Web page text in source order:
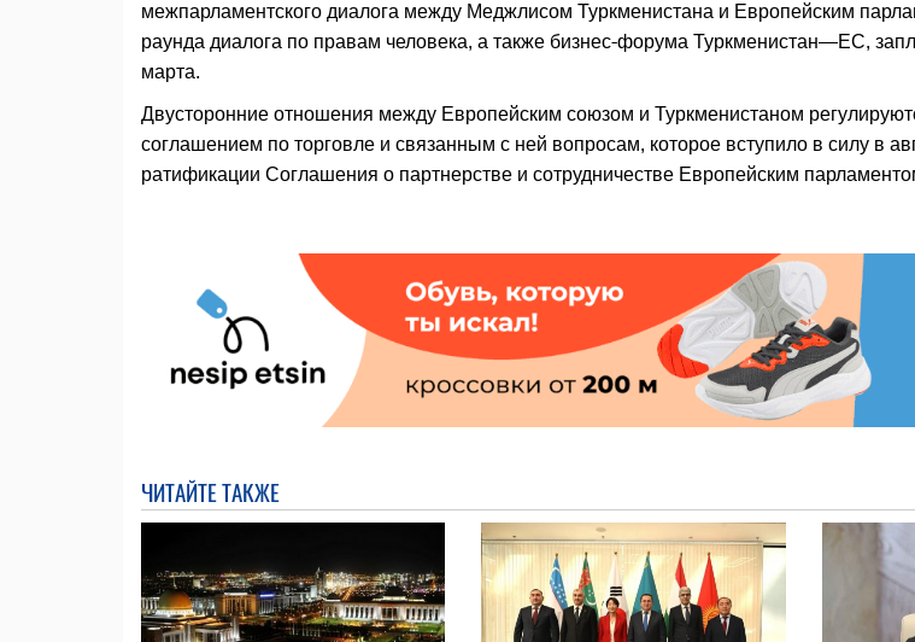
межпарламентского диалога между Меджлисом Туркменистана и Европейским
раунда диалога по правам человека, а также бизнес-форума Туркменистан—ЕС,
марта.
Двусторонние отношения между Европейским союзом и Туркменистаном
соглашением по торговле и связанным с ней вопросам, которое вступило в силу в
ратификации Соглашения о партнерстве и сотрудничестве Европейским
ЧИТАЙТЕ ТАКЖЕ